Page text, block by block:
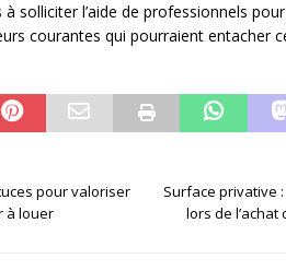
à solliciter l’aide de professionnels
courantes qui pourraient entacher
pour valoriser
à louer
Surface privative
lors de l’achat